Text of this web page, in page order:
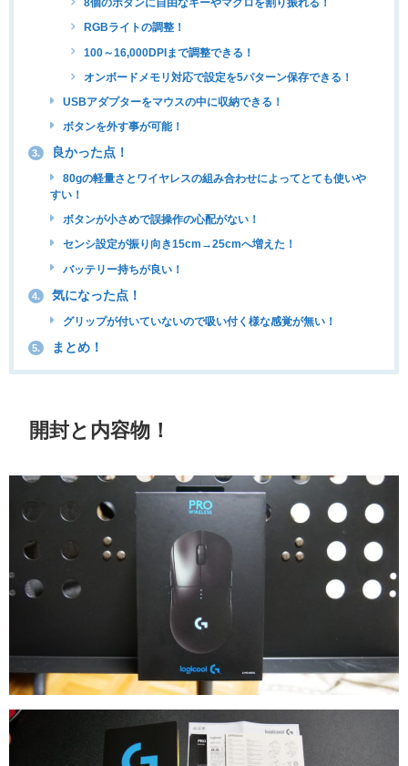
8個のボタンに自由なキーやマクロを割り振れる！
RGBライトの調整！
100～16,000DPIまで調整できる！
オンボードメモリ対応で設定を5パターン保存できる！
USBアダプターをマウスの中に収納できる！
ボタンを外す事が可能！
3. 良かった点！
80gの軽量さとワイヤレスの組み合わせによってとても使いや
すい！
ボタンが小さめで誤操作の心配がない！
センシ設定が振り向き15cm→25cmへ増えた！
バッテリー持ちが良い！
4. 気になった点！
グリップが付いていないので吸い付く様な感覚が無い！
5. まとめ！
開封と内容物！